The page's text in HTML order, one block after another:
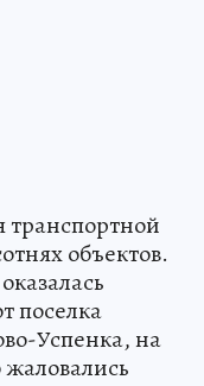
транспортной
объектов.
поселка
Успенка, на
жаловались